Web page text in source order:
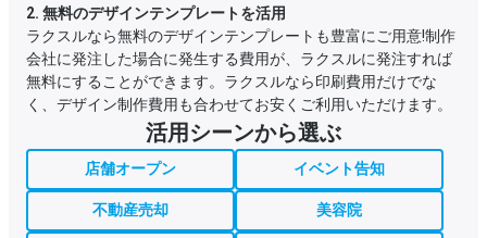
2. 無料のデザインテンプレートを活用
ラクスルなら無料のデザインテンプレートも豊富にご用意!制作
会社に発注した場合に発生する費用が、ラクスルに発注すれば
無料にすることができます。ラクスルなら印刷費用だけでな
く、デザイン制作費用も合わせてお安くご利用いただけます。
活用シーンから選ぶ
店舗オープン イベント告知
不動産売却 美容院